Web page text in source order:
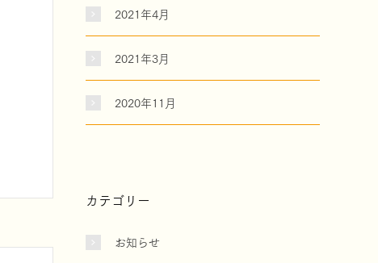
2021年4月
2021年3月
2020年11月
カテゴリー
お知らせ